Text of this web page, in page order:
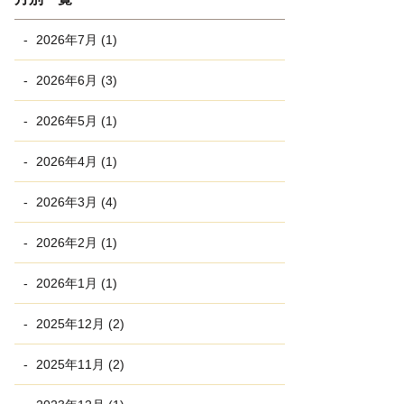
2026年7月 (1)
2026年6月 (3)
2026年5月 (1)
2026年4月 (1)
2026年3月 (4)
2026年2月 (1)
2026年1月 (1)
2025年12月 (2)
2025年11月 (2)